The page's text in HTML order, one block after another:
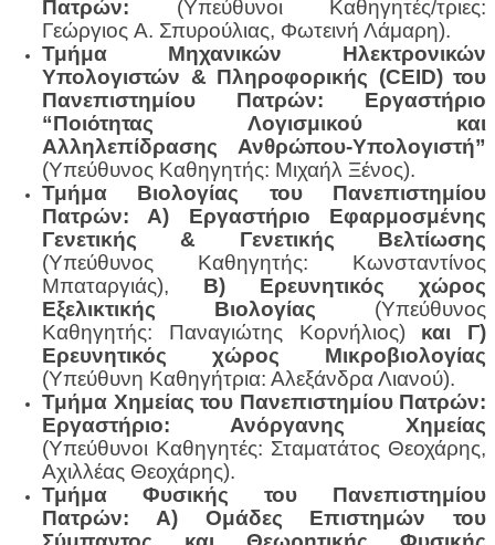
Πατρών: (Υπεύθυνοι Καθηγητές/τριες:
Γεώργιος A. Σπυρούλιας, Φωτεινή Λάμαρη).
Τμήμα Μηχανικών Ηλεκτρονικών
Υπολογιστών & Πληροφορικής (CEID) του
Πανεπιστημίου Πατρών: Εργαστήριο
“Ποιότητας Λογισμικού και
Αλληλεπίδρασης Ανθρώπου-Υπολογιστή”
(Υπεύθυνος Καθηγητής: Μιχαήλ Ξένος).
Τμήμα Βιολογίας του Πανεπιστημίου
Πατρών: Α) Εργαστήριο Εφαρμοσμένης
Γενετικής & Γενετικής Βελτίωσης
(Υπεύθυνος Καθηγητής: Κωνσταντίνος
Μπαταργιάς), Β) Ερευνητικός χώρος
Εξελικτικής Βιολογίας (Υπεύθυνος
Καθηγητής: Παναγιώτης Κορνήλιος) και Γ)
Ερευνητικός χώρος Μικροβιολογίας
(Υπεύθυνη Καθηγήτρια: Αλεξάνδρα Λιανού).
Τμήμα Χημείας του Πανεπιστημίου Πατρών:
Εργαστήριο: Ανόργανης Χημείας
(Υπεύθυνοι Καθηγητές: Σταματάτος Θεοχάρης,
Αχιλλέας Θεοχάρης).
Τμήμα Φυσικής του Πανεπιστημίου
Πατρών: Α) Ομάδες Επιστημών του